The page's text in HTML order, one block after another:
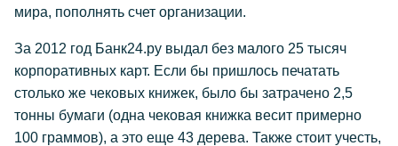
мира, пополнять счет организации.
За 2012 год Банк24.ру выдал без малого 25 тысяч
корпоративных карт. Если бы пришлось печатать
столько же чековых книжек, было бы затрачено 2,5
тонны бумаги (одна чековая книжка весит примерно
100 граммов), а это еще 43 дерева. Также стоит учесть,